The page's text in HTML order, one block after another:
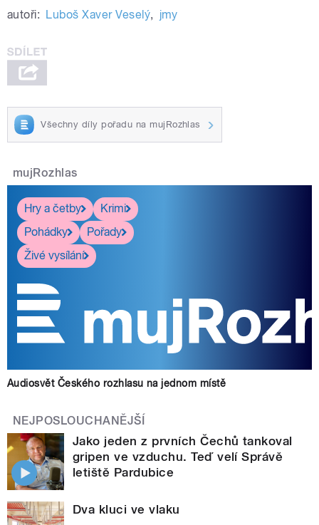
autoři: Luboš Xaver Veselý, jmy
Všechny díly pořadu na mujRozhlas
mujRozhlas
Hry a četby
Krimi
Pohádky
Pořady
Živé vysílání
Audiosvět Českého rozhlasu na jednom místě
NEJPOSLOUCHANĚJŠÍ
Jako jeden z prvních Čechů tankoval
gripen ve vzduchu. Teď velí Správě
letiště Pardubice
Dva kluci ve vlaku